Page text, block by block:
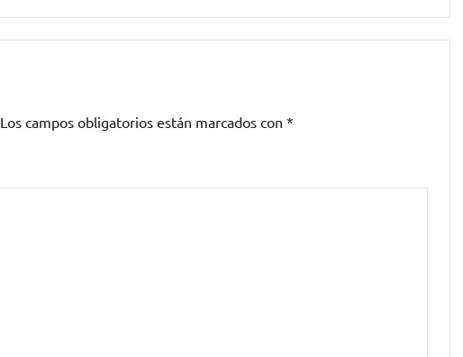
Los campos obligatorios están marcados con *